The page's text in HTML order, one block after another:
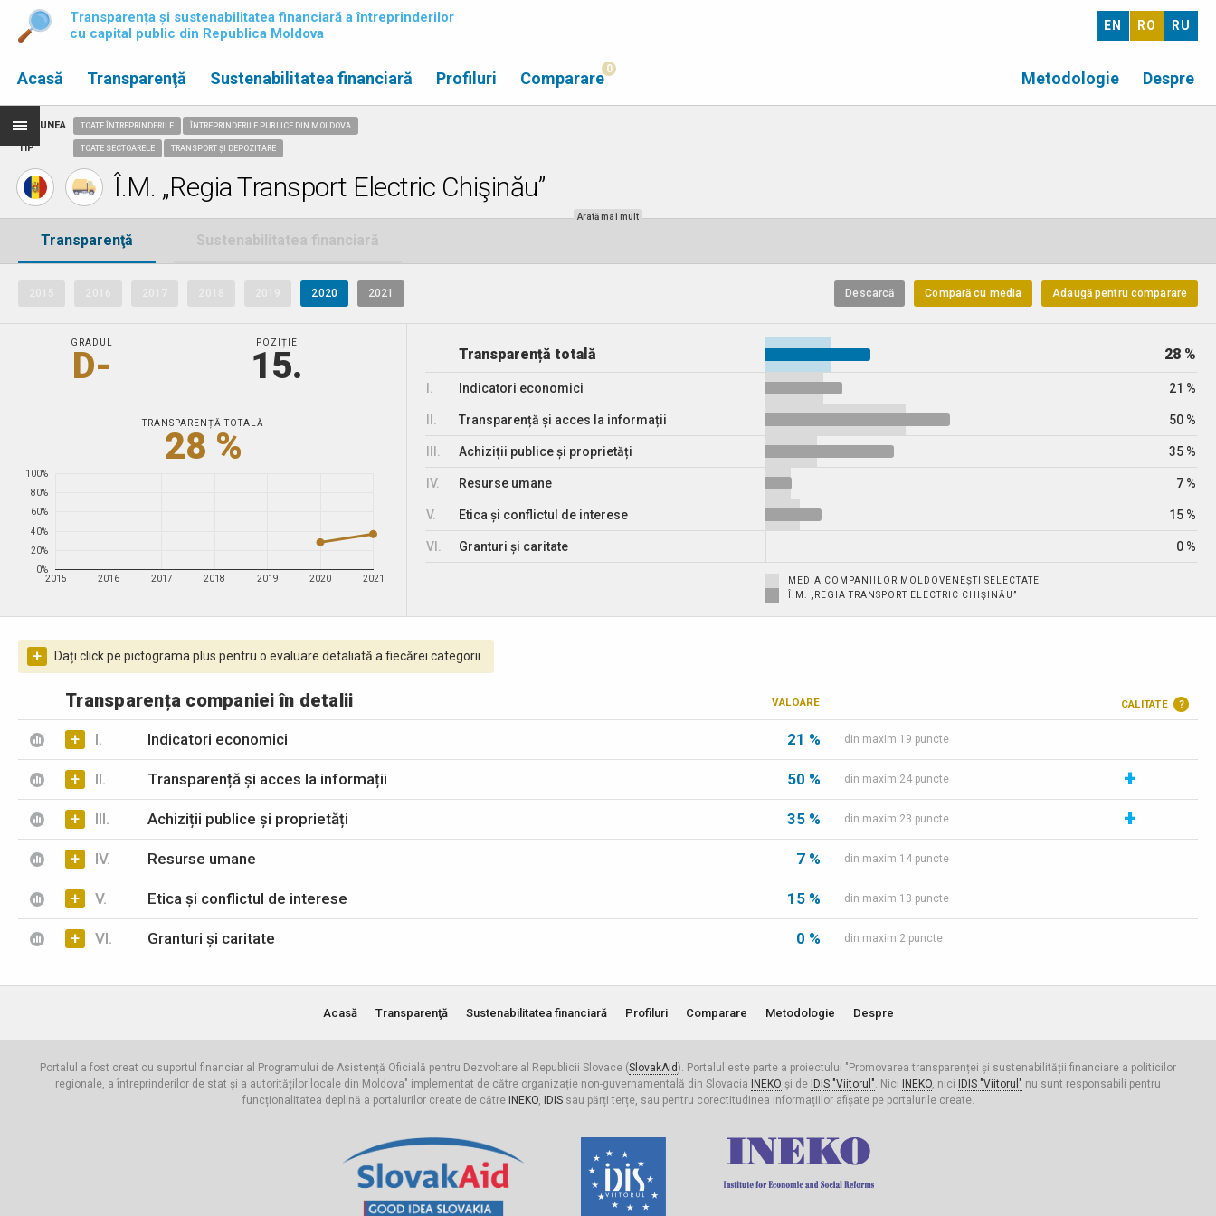
Transparența și sustenabilitatea financiară a întreprinderilor
cu capital public din Republica Moldova
EN RO RU
Acasă Transparenţă Despre
Metodologie
Sustenabilitatea financiară Profiluri Comparare 0
REGIUNEA
TIP
TOATE ÎNTREPRINDERILE ÎNTREPRINDERILE PUBLICE DIN MOLDOVA
TOATE SECTOARELE TRANSPORT ȘI DEPOZITARE
Î.M. „Regia Transport Electric Chişinău”
Arată mai mult
Transparenţă Sustenabilitatea financiară
2020 2021 Adaugă pentru comparare
Compară cu media
Descarcă
GRADUL
D-
POZIȚIE
15.
TRANSPARENȚĂ TOTALĂ
28 %
2015 2016 2017 2018 2019 2020 2021
0%
20%
40%
60%
80%
100%
Transparență totală 28 %
Indicatori economici 21 %
Transparență și acces la informații 50 %
Achiziții publice și proprietăți 35 %
IV. Resurse umane 7 %
V. Etica și conflictul de interese 15 %
VI. Granturi și caritate 0 %
MEDIA COMPANIILOR MOLDOVENEȘTI SELECTATE
Î.M. „REGIA TRANSPORT ELECTRIC CHIŞINĂU”
+ Dați click pe pictograma plus pentru o evaluare detaliată a fiecărei categorii
Transparența companiei în detalii VALOARE CALITATE ?
+ I. Indicatori economici 21 % din maxim 19 puncte
+ II. Transparență și acces la informații 50 % din maxim 24 puncte +
+ III. Achiziții publice și proprietăți 35 % din maxim 23 puncte +
+ IV. Resurse umane 7 % din maxim 14 puncte
+ V. Etica și conflictul de interese 15 % din maxim 13 puncte
+ VI. Granturi și caritate 0 % din maxim 2 puncte
Acasă Transparenţă Sustenabilitatea financiară Profiluri Comparare Metodologie Despre
Portalul a fost creat cu suportul financiar al Programului de Asistență Oficială pentru Dezvoltare al Republicii Slovace (SlovakAid ). Portalul este parte a proiectului "Promovarea transparenței și sustenabilității financiare a politicilor
regionale, a întreprinderilor de stat și a autorităților locale din Moldova" implementat de către organizație non-guvernamentală din Slovacia
INEKO și de IDIS "Viitorul". Nici INEKO, nici IDIS "Viitorul" nu sunt responsabili pentru
funcționalitatea deplină a portalurilor create de către INEKO, IDISsau părți terțe, sau pentru corectitudinea informațiilor afișate pe portalurile create.